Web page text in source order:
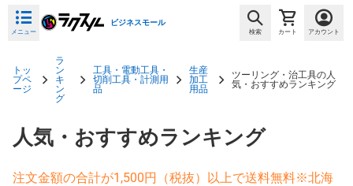
メニュー
ビジネスモール
検索 カート アカウント
トッ
プペ
ージ
ラ
ン
キ
ン
グ
工具・電動工具・
切削工具・計測用
品
生産
加工
用品
ツーリング・治工具の人
気・おすすめランキング
人気・おすすめランキング
注文金額の合計が1,500円（税抜）以上で送料無料※北海